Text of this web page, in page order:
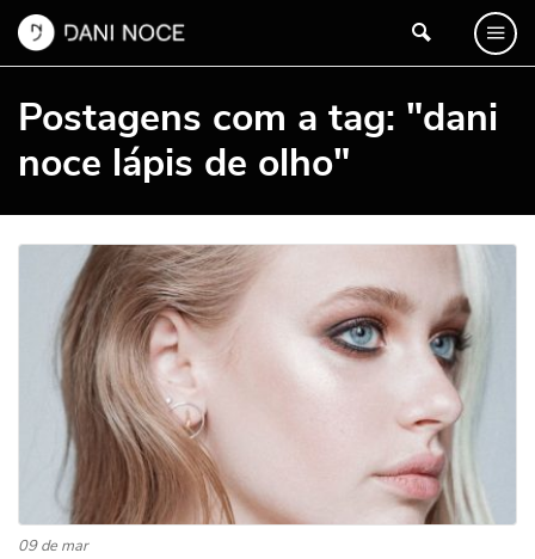
Postagens com a tag: "dani
noce lápis de olho"
09 de mar